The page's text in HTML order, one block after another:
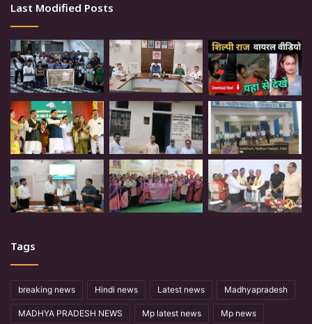
Last Modified Posts
Tags
breaking news Hindi news Latest news Madhyapradesh
MADHYA PRADESH NEWS Mp latest news Mp news